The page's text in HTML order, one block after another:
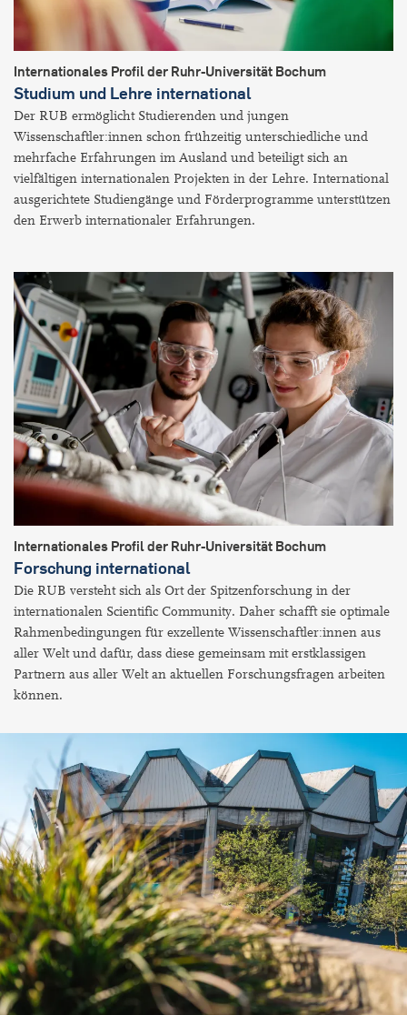
Internationales Profil der Ruhr-Universität Bochum
Studium und Lehre international
Der RUB ermöglicht Studierenden und jungen
Wissenschaftler:innen schon frühzeitig unterschiedliche und
mehrfache Erfahrungen im Ausland und beteiligt sich an
vielfältigen internationalen Projekten in der Lehre. International
ausgerichtete Studiengänge und Förderprogramme unterstützen
den Erwerb internationaler Erfahrungen.
Internationales Profil der Ruhr-Universität Bochum
Forschung international
Die RUB versteht sich als Ort der Spitzenforschung in der
internationalen Scientific Community. Daher schafft sie optimale
Rahmenbedingungen für exzellente Wissenschaftler:innen aus
aller Welt und dafür, dass diese gemeinsam mit erstklassigen
Partnern aus aller Welt an aktuellen Forschungsfragen arbeiten
können.